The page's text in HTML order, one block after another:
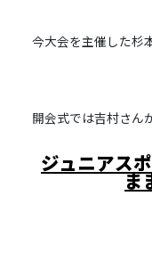
今大会を主催した杉
開会式では吉村さん
ジュニアス
ま